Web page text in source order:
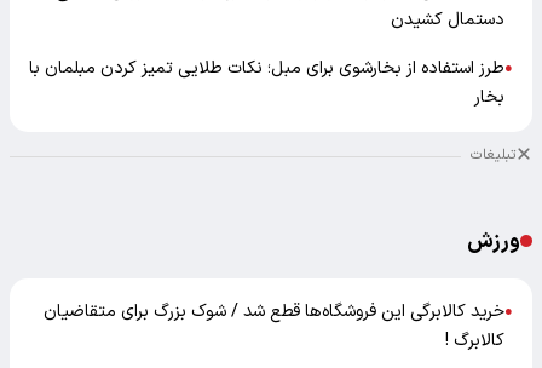
دستمال کشیدن
●طرز استفاده از بخارشوی برای مبل؛ نکات طلایی تمیز کردن مبلمان با
بخار
تبلیغات
ورزش
●خرید کالابرگی این فروشگاه‌ها قطع شد / شوک بزرگ برای متقاضیان
کالابرگ !